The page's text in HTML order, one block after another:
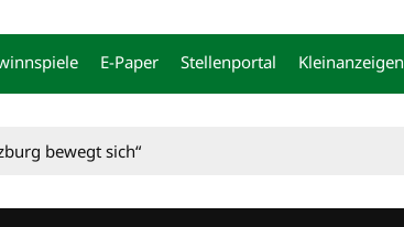
E-Paper Stellenportal Kleinanzeigen
bewegt sich“